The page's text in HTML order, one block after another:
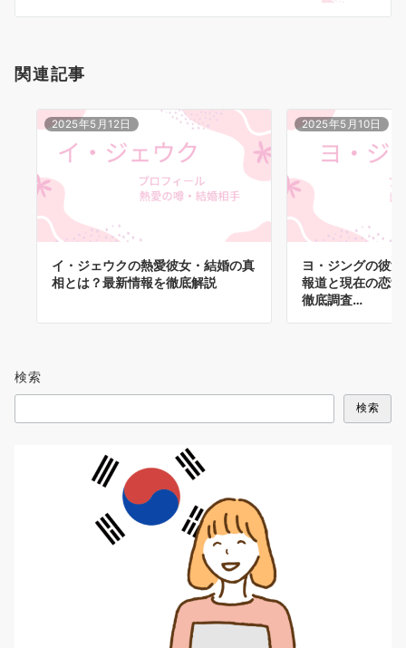
ン
関連記事
2025年5月12日
イ・ジェウクの熱愛彼女・結婚の真
相とは？最新情報を徹底解説
2025年5月10日
ヨ・ジングの彼
報道と現在の恋
徹底調査…
検索
検索